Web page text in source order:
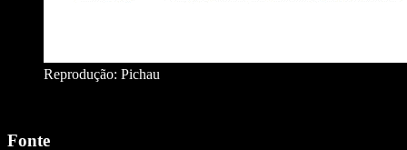
Reprodução: Pichau
Fonte